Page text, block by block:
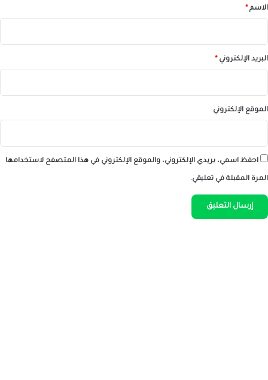
*الاسم*
البريد الإلكتروني*
الموقع الإلكتروني
احفظ اسمي، بريدي الإلكتروني، والموقع الإلكتروني في هذا المتصفح لاستخدامها
المرة المقبلة في تعليقي.